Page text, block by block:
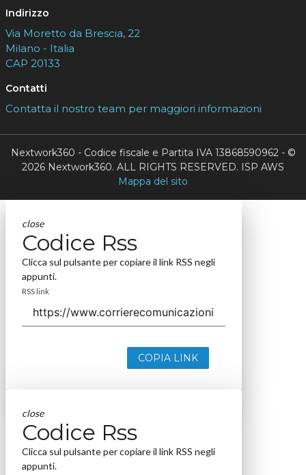
Indirizzo
Via Moretto da Brescia, 22
Milano - Italia
CAP 20133
Contatti
Contatta il nostro team per maggiori informazioni
Nextwork360 - Codice fiscale e Partita IVA 13868590962 - ©
2026 Nextwork360. ALL RIGHTS RESERVED. ISP AWS
Mappa del sito
close
Codice Rss
Clicca sul pulsante per copiare il link RSS negli
appunti.
RSS link
COPIA LINK
close
Codice Rss
Clicca sul pulsante per copiare il link RSS negli
appunti.